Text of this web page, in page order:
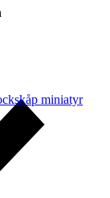
miniatyr